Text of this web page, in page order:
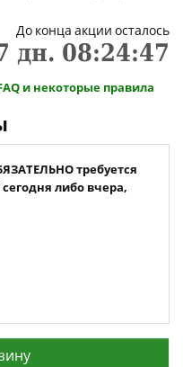
До конца акции осталось
дн. 08:24:47
и некоторые правила
требуется
либо вчера,